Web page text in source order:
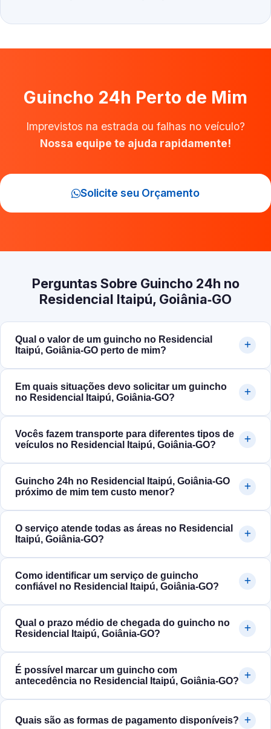
Guincho 24h Perto de Mim
Imprevistos na estrada ou falhas no veículo?
Nossa equipe te ajuda rapidamente!
Solicite seu Orçamento
Perguntas Sobre Guincho 24h no
Residencial Itaipú, Goiânia‑GO
Qual o valor de um guincho no Residencial
Itaipú, Goiânia‑GO perto de mim?
Em quais situações devo solicitar um guincho
no Residencial Itaipú, Goiânia‑GO?
Vocês fazem transporte para diferentes tipos de
veículos no Residencial Itaipú, Goiânia‑GO?
Guincho 24h no Residencial Itaipú, Goiânia‑GO
próximo de mim tem custo menor?
O serviço atende todas as áreas no Residencial
Itaipú, Goiânia‑GO?
Como identificar um serviço de guincho
confiável no Residencial Itaipú, Goiânia‑GO?
Qual o prazo médio de chegada do guincho no
Residencial Itaipú, Goiânia‑GO?
É possível marcar um guincho com
antecedência no Residencial Itaipú, Goiânia‑GO?
Quais são as formas de pagamento disponíveis?